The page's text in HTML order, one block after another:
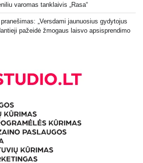
varomas tanklaivis „Rasa“
„Versdami jaunuosius gydytojus
pažeidė žmogaus laisvo apsisprendimo